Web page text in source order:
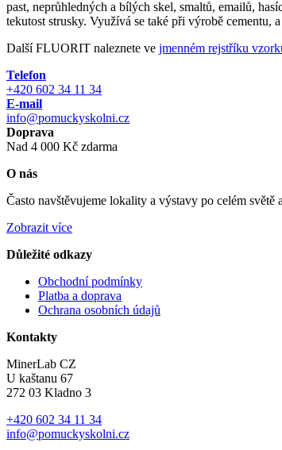
past, neprůhledných a bílých skel, smaltů, emailů,
tekutost strusky. Využívá se také při výrobě
Další FLUORIT naleznete ve jmenném rejstříku
Telefon
+420 602 34 11 34
E-mail
info@pomuckyskolni.cz
Doprava
Nad 4 000 Kč zdarma
O nás
Často navštěvujeme lokality a výstavy po celém
Zobrazit více
Důležité odkazy
Obchodní podmínky
Platba a doprava
Ochrana osobních údajů
Kontakty
MinerLab CZ
U kaštanu 67
272 03 Kladno 3
+420 602 34 11 34
info@pomuckyskolni.cz